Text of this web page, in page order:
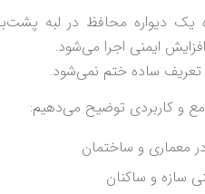
یک دیواره محافظ در لبه
ایمنی اجرا می‌شود.
ساده ختم نمی‌شود.
و کاربردی توضیح می‌دهیم:
معماری و ساختمان
سازه و ساکنان